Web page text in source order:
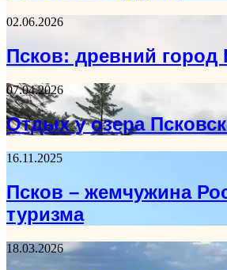
02.06.2026
Псков: древний город
07.04.2026
Отдых у озера
16.11.2025
Псков – жемчужина
туризма
18.03.2026